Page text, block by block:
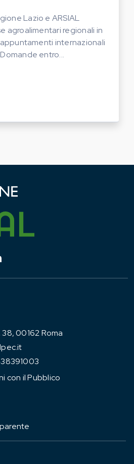
Lazio e ARSIAL
agroalimentari regionali in
internazionali
entro...
LAZIO E ARSIAL PORTANO
(link esterno)
(link esterno)
00162 Roma
con il Pubblico